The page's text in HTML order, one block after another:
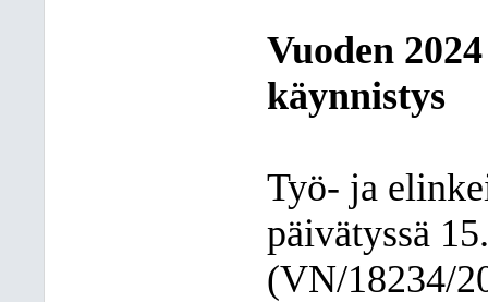
Vuoden
käynnistys
Työ- ja
päivätyssä
(VN/18234/